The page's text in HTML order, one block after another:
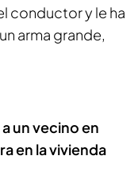
conductor y le ha
arma grande,
un vecino en
en la vivienda